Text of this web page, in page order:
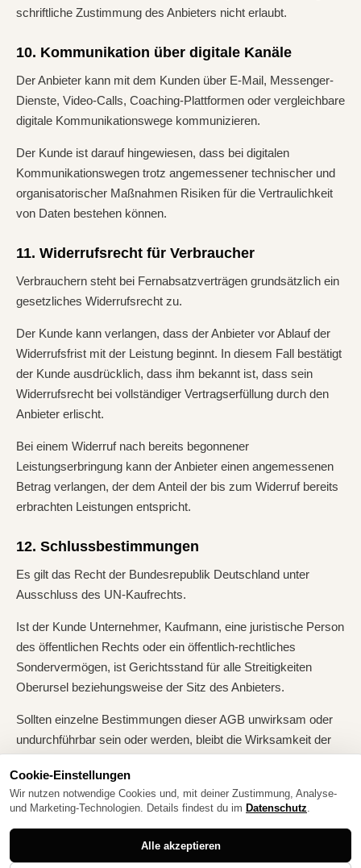
schriftliche Zustimmung des Anbieters nicht erlaubt.
10. Kommunikation über digitale Kanäle
Der Anbieter kann mit dem Kunden über E-Mail, Messenger-
Dienste, Video-Calls, Coaching-Plattformen oder vergleichbare
digitale Kommunikationswege kommunizieren.
Der Kunde ist darauf hingewiesen, dass bei digitalen
Kommunikationswegen trotz angemessener technischer und
organisatorischer Maßnahmen Risiken für die Vertraulichkeit
von Daten bestehen können.
11. Widerrufsrecht für Verbraucher
Verbrauchern steht bei Fernabsatzverträgen grundsätzlich ein
gesetzliches Widerrufsrecht zu.
Der Kunde kann verlangen, dass der Anbieter vor Ablauf der
Widerrufsfrist mit der Leistung beginnt. In diesem Fall bestätigt
der Kunde ausdrücklich, dass ihm bekannt ist, dass sein
Widerrufsrecht bei vollständiger Vertragserfüllung durch den
Anbieter erlischt.
Bei einem Widerruf nach bereits begonnener
Leistungserbringung kann der Anbieter einen angemessenen
Betrag verlangen, der dem Anteil der bis zum Widerruf bereits
erbrachten Leistungen entspricht.
12. Schlussbestimmungen
Es gilt das Recht der Bundesrepublik Deutschland unter
Ausschluss des UN-Kaufrechts.
Ist der Kunde Unternehmer, Kaufmann, eine juristische Person
des öffentlichen Rechts oder ein öffentlich-rechtliches
Sondervermögen, ist Gerichtsstand für alle Streitigkeiten
Oberursel beziehungsweise der Sitz des Anbieters.
Sollten einzelne Bestimmungen dieser AGB unwirksam oder
undurchführbar sein oder werden, bleibt die Wirksamkeit der
Stand: Juli 2026
Cookie-Einstellungen
Wir nutzen notwendige Cookies und, mit deiner Zustimmung, Analyse-
und Marketing-Technologien. Details findest du im Datenschutz.
Alle akzeptieren